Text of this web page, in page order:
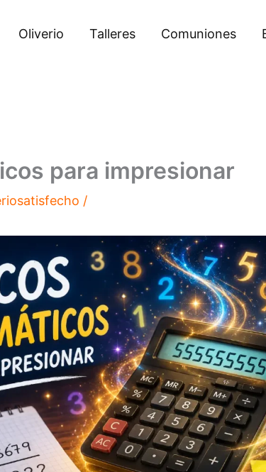
Oliverio Talleres Comuniones
para impresionar
/